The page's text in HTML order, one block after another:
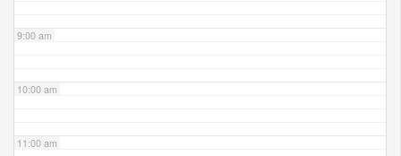
9:00 am
10:00 am
11:00 am